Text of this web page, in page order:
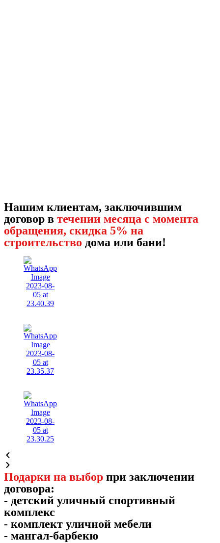
Нашим клиентам, заключившим
договор в течении месяца с момента
обращения, скидка 5% на
строительство дома или бани!
Подарки на выбор при заключении
договора:
- детский уличный спортивный
комплекс
- комплект уличной мебели
- мангал-барбекю